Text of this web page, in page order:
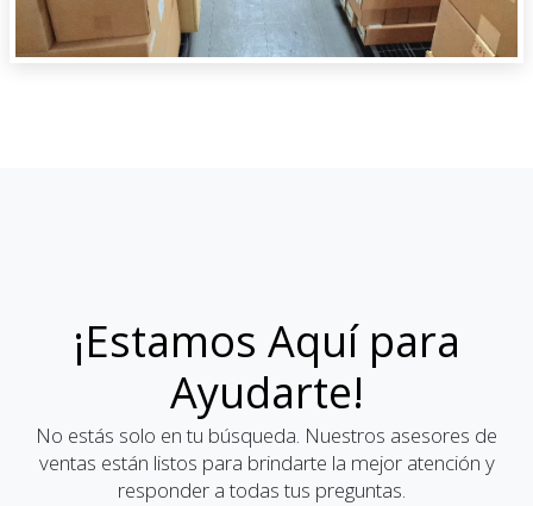
¡Estamos Aquí para
Ayudarte!
No estás solo en tu búsqueda. Nuestros asesores de
ventas están listos para brindarte la mejor atención y
responder a todas tus preguntas.